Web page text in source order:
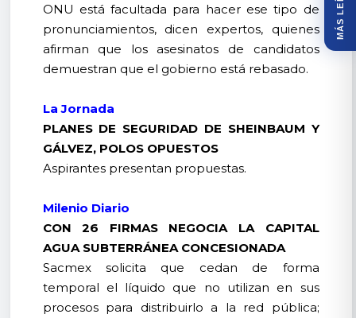
ONU está facultada para hacer ese tipo de
pronunciamientos, dicen expertos, quienes
afirman que los asesinatos de candidatos
demuestran que el gobierno está rebasado.
La Jornada
PLANES DE SEGURIDAD DE SHEINBAUM Y
GÁLVEZ, POLOS OPUESTOS
Aspirantes presentan propuestas.
Milenio Diario
CON 26 FIRMAS NEGOCIA LA CAPITAL
AGUA SUBTERRÁNEA CONCESIONADA
Sacmex solicita que cedan de forma
temporal el líquido que no utilizan en sus
procesos para distribuirlo a la red pública;